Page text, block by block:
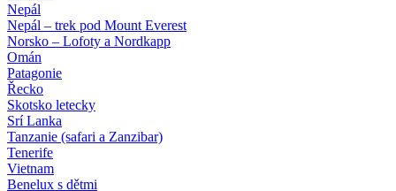
Nepál
Nepál – trek pod Mount Everest
Norsko – Lofoty a Nordkapp
Omán
Patagonie
Řecko
Skotsko letecky
Srí Lanka
Tanzanie (safari a Zanzibar)
Tenerife
Vietnam
Benelux s dětmi